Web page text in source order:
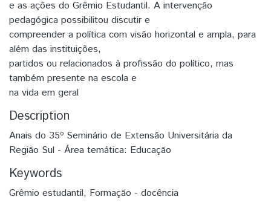
e as ações do Grêmio Estudantil. A intervenção
pedagógica possibilitou discutir e
compreender a política com visão horizontal e ampla, para
além das instituições,
partidos ou relacionados à profissão do político, mas
também presente na escola e
na vida em geral
Description
Anais do 35º Seminário de Extensão Universitária da
Região Sul - Área temática: Educação
Keywords
Grêmio estudantil, Formação - docência